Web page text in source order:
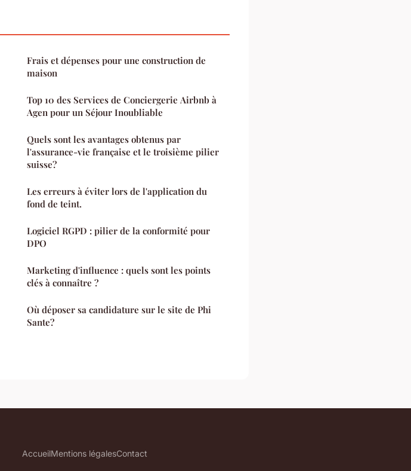
Frais et dépenses pour une construction de
maison
Top 10 des Services de Conciergerie Airbnb à
Agen pour un Séjour Inoubliable
Quels sont les avantages obtenus par
l'assurance-vie française et le troisième pilier
suisse?
Les erreurs à éviter lors de l'application du
fond de teint.
Logiciel RGPD : pilier de la conformité pour
DPO
Marketing d'influence : quels sont les points
clés à connaître ?
Où déposer sa candidature sur le site de Phi
Sante?
AccueilMentions légalesContact